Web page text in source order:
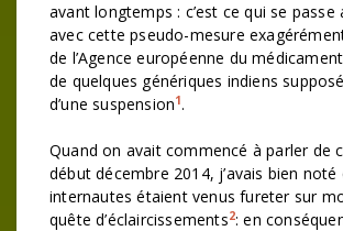
avant longtemps : c’est ce qui se
avec cette pseudo-mesure
de l’Agence européenne du
de quelques génériques indiens
d’une suspension1.
Quand on avait commencé à parler de
début décembre 2014, j’avais bien noté
internautes étaient venus fureter sur
quête d’éclaircissements2: en